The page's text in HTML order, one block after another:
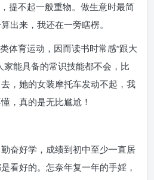
提不起一般重物。做生意时最简
出来，我还在一旁瞎楞。
体育运动，因而读书时常感“跟大
家能具备的常识技能都不会，比
，她的女装摩托车发动不起，我
，真的是无比尴尬！
奋好学，成绩到初中至少一直居
看好的。怎奈年复一年的手婬，